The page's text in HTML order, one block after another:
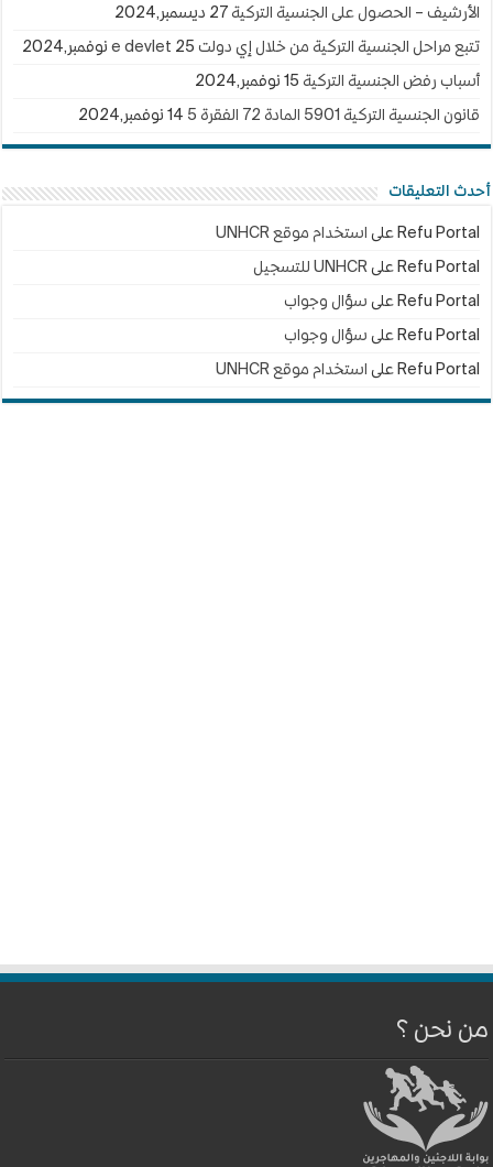
الأرشيف – الحصول على الجنسية التركية 27 ديسمبر,2024
تتبع مراحل الجنسية التركية من خلال إي دولت e devlet 25 نوفمبر,2024
أسباب رفض الجنسية التركية 15 نوفمبر,2024
قانون الجنسية التركية 5901 المادة 72 الفقرة 5 14 نوفمبر,2024
أحدث التعليقات
Refu Portal على استخدام موقع UNHCR
Refu Portal على UNHCR للتسجيل
Refu Portal على سؤال وجواب
Refu Portal على سؤال وجواب
Refu Portal على استخدام موقع UNHCR
من نحن ؟